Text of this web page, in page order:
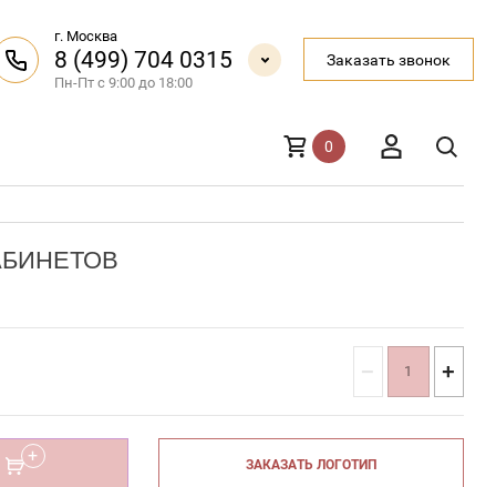
г. Москва
8 (499) 704 0315
Пн-Пт с 9:00 до 18:00
Заказать звонок
0
− +
ЗАКАЗАТЬ ЛОГОТИП